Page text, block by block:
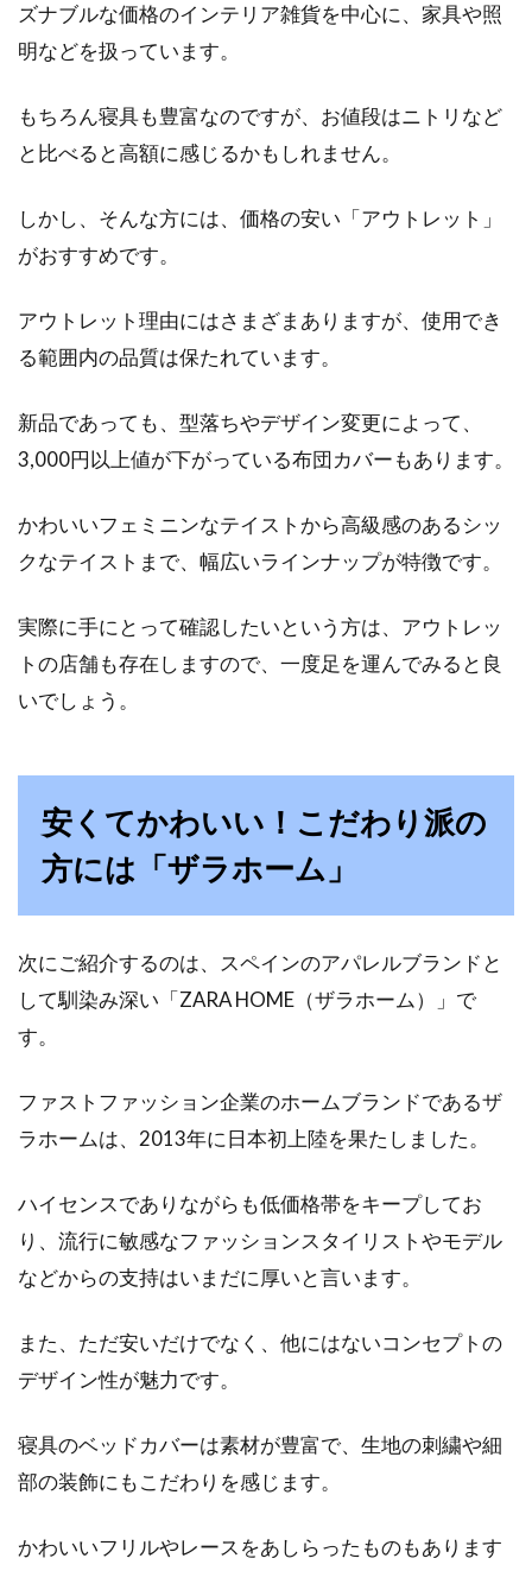
一人暮らしで車をお持ちの方、維持費用にいく
らかかっていますか？細かく計算し、把握して
い！そのやり方と予防策
たくないというのが本音ですよね。ベッドマッ
トレ...
もう半世紀！衰え知らずの西川折り
トレスと聞くと、言葉のイメージからベッドマ
ズナブルな価格のインテリア雑貨を中心に、家具や照
明などを扱っています。
もちろん寝具も豊富なのですが、お値段はニトリなど
と比べると高額に感じるかもしれません。
しかし、そんな方には、価格の安い「アウトレット」
がおすすめです。
アウトレット理由にはさまざまありますが、使用でき
る範囲内の品質は保たれています。
新品であっても、型落ちやデザイン変更によって、
3,000円以上値が下がっている布団カバーもあります。
かわいいフェミニンなテイストから高級感のあるシッ
クなテイストまで、幅広いラインナップが特徴です。
実際に手にとって確認したいという方は、アウトレッ
トの店舗も存在しますので、一度足を運んでみると良
いでしょう。
安くてかわいい！こだわり派の
方には「ザラホーム」
次にご紹介するのは、スペインのアパレルブランドと
して馴染み深い「ZARA HOME（ザラホーム）」で
す。
ファストファッション企業のホームブランドであるザ
ラホームは、2013年に日本初上陸を果たしました。
ハイセンスでありながらも低価格帯をキープしてお
り、流行に敏感なファッションスタイリストやモデル
などからの支持はいまだに厚いと言います。
また、ただ安いだけでなく、他にはないコンセプトの
デザイン性が魅力です。
寝具のベッドカバーは素材が豊富で、生地の刺繍や細
部の装飾にもこだわりを感じます。
かわいいフリルやレースをあしらったものもあります